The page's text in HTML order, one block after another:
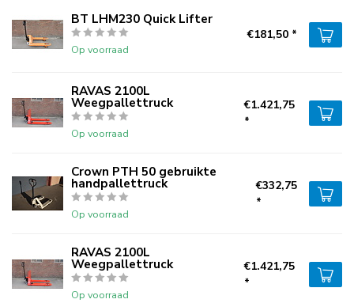
BT LHM230 Quick Lifter
Op voorraad
€181,50 *
RAVAS 2100L
Weegpallettruck
Op voorraad
€1.421,75
*
Crown PTH 50 gebruikte
handpallettruck
Op voorraad
€332,75
*
RAVAS 2100L
Weegpallettruck
Op voorraad
€1.421,75
*